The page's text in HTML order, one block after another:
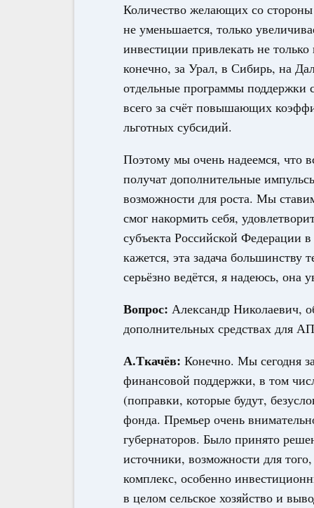
Количество желающих со стороны
не уменьшается, только
инвестиции привлекать не
конечно, за Урал, в Сибирь, на
отдельные программы поддержки
всего за счёт повышающих
льготных субсидий.
Поэтому мы очень надеемся, что
получат дополнительные
возможности для роста. Мы
смог накормить себя,
субъекта Российской Федерации
кажется, эта задача большинству
серьёзно ведётся, я надеюсь, она
Вопрос: Александр Николаевич,
дополнительных средствах для
А.Ткачёв: Конечно. Мы сегодня
финансовой поддержки, в том
(поправки, которые будут,
фонда. Премьер очень
губернаторов. Было принято
источники, возможности для
комплекс, особенно
в целом сельское хозяйство и